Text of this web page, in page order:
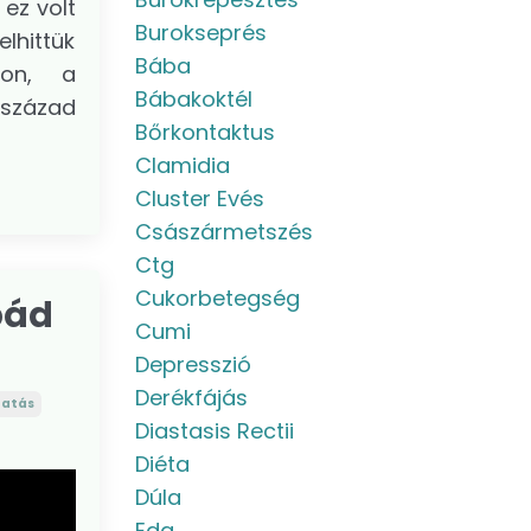
volt
a
Burokseprés
Bába
Bábakoktél
Bőrkontaktus
Clamidia
Cluster Evés
Császármetszés
Ctg
Cukorbetegség
Cumi
Depresszió
Derékfájás
Diastasis Rectii
Diéta
Dúla